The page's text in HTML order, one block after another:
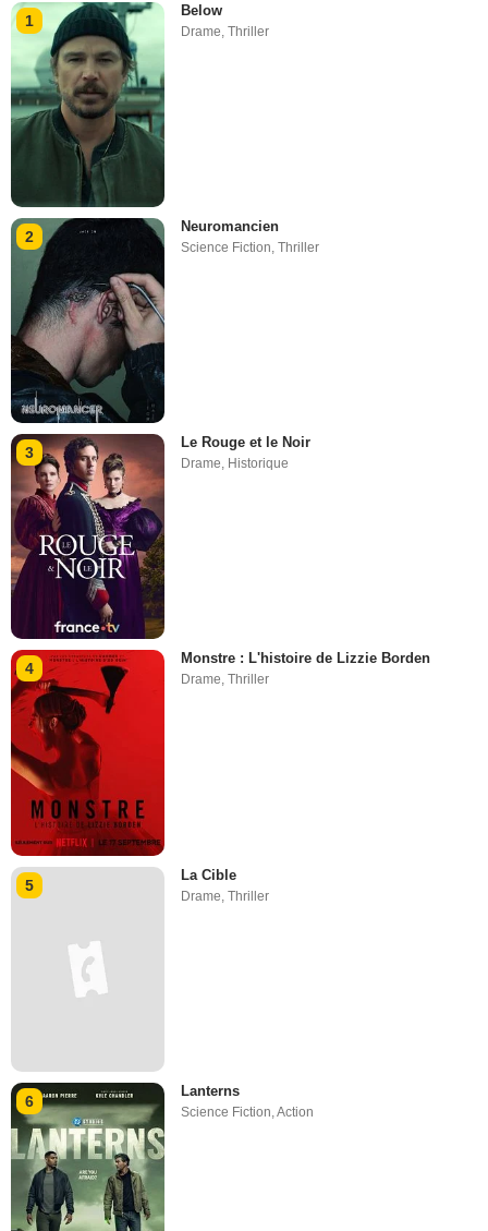
1
Below
Drame ,Thriller
2
Neuromancien
Science Fiction,Thriller
3
Le Rouge et le Noir
Drame, Historique
4
Monstre : L'histoire de Lizzie Borden
Drame,Thriller
5
La Cible
Drame ,Thriller
6
Lanterns
Science Fiction,Action